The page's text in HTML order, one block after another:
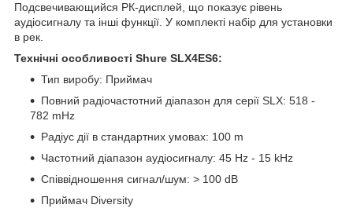
Подсвечивающийся РК-дисплей, що показує рівень
аудіосигналу та інші функції. У комплекті набір для установки
в рек.
Технічні особливості Shure SLX4ES6:
Тип виробу: Приймач
Повний радіочастотний діапазон для серії SLX: 518 -
782 mHz
Радіус дії в стандартних умовах: 100 m
Частотний діапазон аудіосигналу: 45 Hz - 15 kHz
Співвідношення сигнал/шум: > 100 dB
Приймач Diversity